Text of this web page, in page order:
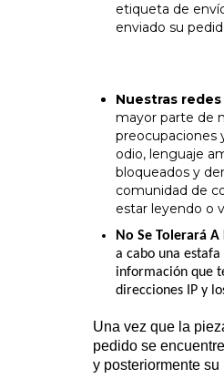
etiqueta de
enviado su
Nuestras
mayor parte de
preocupaciones
odio, lenguaje
bloqueados y
comunidad de
estar leyendo o
No Se Tolerará
a cabo una
información que
direcciones IP y
Una vez que la
pedido se
y posteriormente